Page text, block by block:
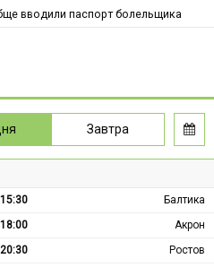
вводили паспорт болельщика
Завтра
15:30
Балтика
18:00
Акрон
20:30 Ростов